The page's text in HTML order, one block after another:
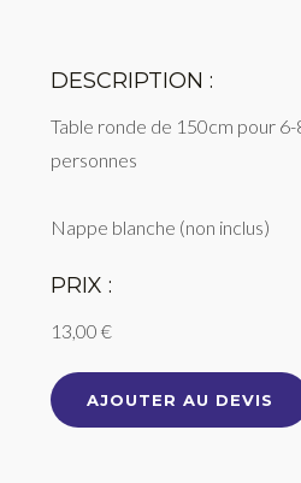
DESCRIPTION :
Table ronde de 150cm pour 6-
personnes
Nappe blanche (non inclus)
PRIX :
13,00 €
AJOUTER AU DEVIS